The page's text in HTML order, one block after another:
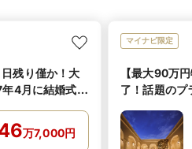
日残り僅か！大
4月に結婚式実
万7,000円
マイナビ限定
【最大90万
了！話題の